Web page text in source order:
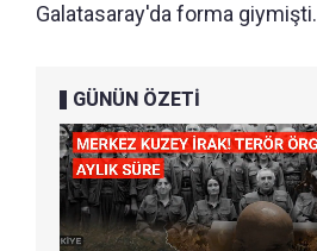
Galatasaray'da forma giymişti.
GÜNÜN ÖZETİ